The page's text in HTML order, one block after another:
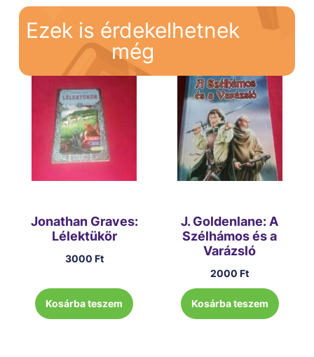
Ezek is érdekelhetnek
még
Jonathan Graves:
Lélektükör
3000 Ft
Kosárba teszem
J. Goldenlane: A
Szélhámos és a
Varázsló
2000Ft
Kosárba teszem